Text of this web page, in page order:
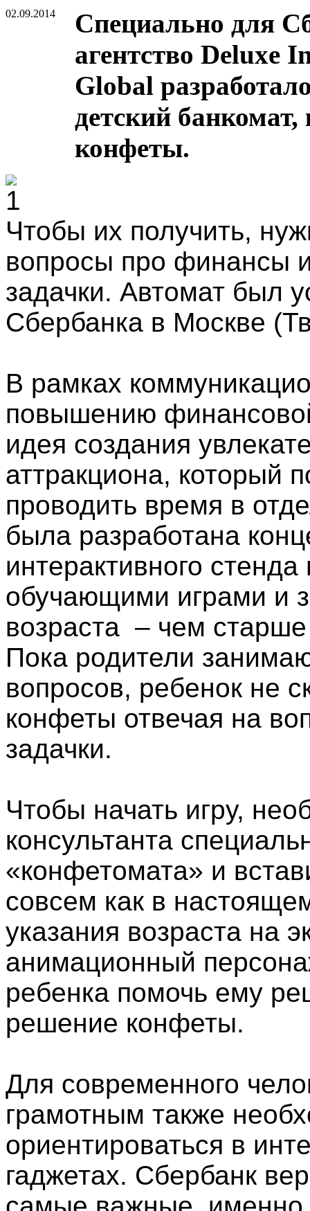
02.09.2014
Специально для
агентство Deluxe
Global
детский
конфеты.
Чтобы их получить,
вопросы про финансы
задачки. Автомат был
Сбербанка в Москве
В рамках
повышению
идея создания
аттракциона, который
проводить время в
была разработана
интерактивного
обучающими играми и
возраста – чем
Пока родители
вопросов, ребенок не
конфеты отвечая на
задачки.
Чтобы начать игру,
консультанта
«конфетомата» и
совсем как в
указания возраста на
анимационный
ребенка помочь ему
решение конфеты.
Для современного
грамотным также
ориентироваться в
гаджетах. Сбербанк